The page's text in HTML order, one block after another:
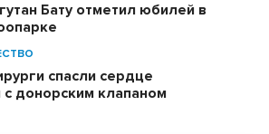
Бату отметил юбилей в
спасли сердце
с донорским клапаном